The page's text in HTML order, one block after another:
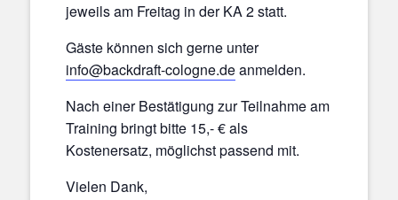
jeweils am Freitag in der KA 2 statt.
Gäste können sich gerne unter
info@backdraft-cologne.deanmelden.
Nach einer Bestätigung zur Teilnahme am
Training bringt bitte 15,- € als
Kostenersatz, möglichst passend mit.
Vielen Dank,